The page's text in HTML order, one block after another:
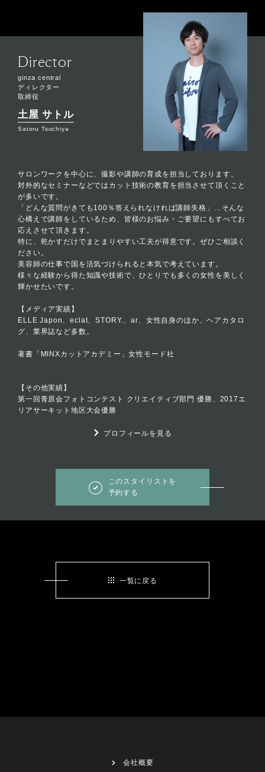
Director
ginza central
ディレクター
取締役
土屋 サトル
Satoru Tsuchiya
サロンワークを中心に、撮影や講師の育成を担当しております。
対外的なセミナーなどではカット技術の教育を担当させて頂くこと
が多いです。
「どんな質問がきても100％答えられなければ講師失格」…そんな
心構えで講師をしているため、皆様のお悩み・ご要望にもすべてお
応えさせて頂きます。
特に、乾かすだけでまとまりやすい工夫が得意です。ぜひご相談く
ださい。
美容師の仕事で国を活気づけられると本気で考えています。
様々な経験から得た知識や技術で、ひとりでも多くの女性を美しく
輝かせたいです。
【メディア実績】
ELLE Japon、eclat、STORY.、ar、女性自身のほか、ヘアカタロ
グ、業界誌など多数。
著書「MINXカットアカデミー」女性モード社
【その他実績】
第一回青原会フォトコンテスト クリエイティブ部門 優勝、2017エ
リアサーキット地区大会優勝
プロフィールを見る
このスタイリストを
予約する
一覧に戻る
会社概要